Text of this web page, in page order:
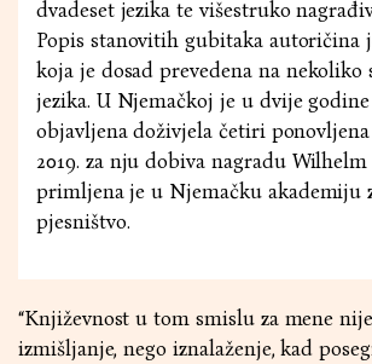
dvadeset jezika te višestruko
Popis stanovitih gubitaka autoričina
koja je dosad prevedena na nekoliko
jezika. U Njemačkoj je u dvije
objavljena doživjela četiri
2019. za nju dobiva nagradu Wilhelm
primljena je u Njemačku akademiju
pjesništvo.
“Književnost u tom smislu za mene
izmišljanje, nego iznalaženje, kad